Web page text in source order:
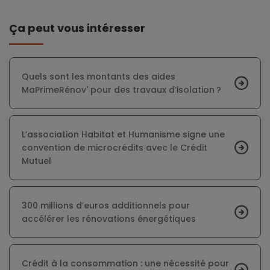
Ça peut vous intéresser
Quels sont les montants des aides
MaPrimeRénov' pour des travaux d’isolation ?
L’association Habitat et Humanisme signe une
convention de microcrédits avec le Crédit
Mutuel
300 millions d’euros additionnels pour
accélérer les rénovations énergétiques
Crédit à la consommation : une nécessité pour